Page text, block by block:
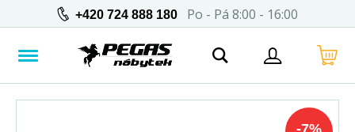
+420 724 888 180 Po - Pá 8:00 - 16:00
-7%